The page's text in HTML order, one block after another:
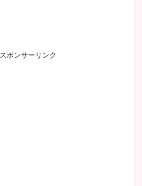
スポンサーリンク